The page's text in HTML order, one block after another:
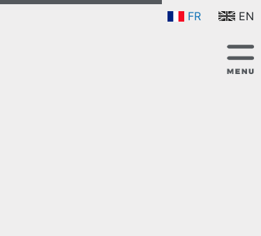
FR EN